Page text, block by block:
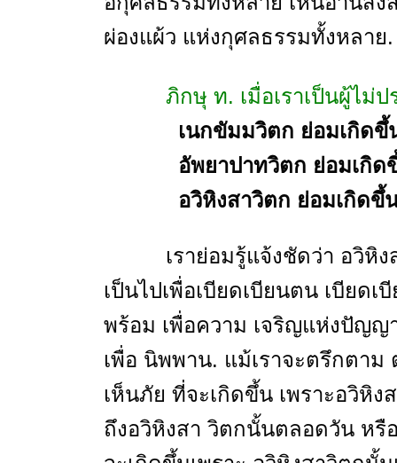
ผ่องแผ้ว แห่งกุศลธรรมทั้งหลาย.
ภิกษุ ท. เมื่อเราเป็นผู้ไม่ปร
เนกขัมมวิตก ย่อมเกิดขึ้
อัพยาปาทวิตก ย่อมเกิด
อวิหิงสาวิตก ย่อมเกิดขึ้
เราย่อมรู้แจ้งชัดว่า อวิหิงส
เป็นไปเพื่อเบียดเบียนตน เบียด
พร้อม เพื่อความ เจริญแห่งปัญญ
เพื่อ นิพพาน. แม้เราจะตรึกตา
เห็นภัย ที่จะเกิดขึ้น เพราะอวิหิ
ถึงอวิหิงสา วิตกนั้นตลอดวัน หรื